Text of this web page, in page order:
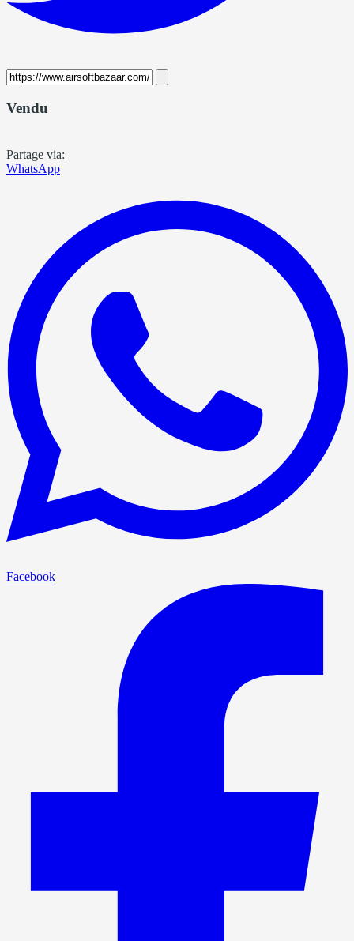
Vendu
Partage via:
WhatsApp
Facebook